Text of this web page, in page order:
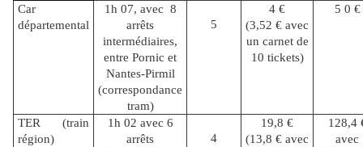
Car
départemental
1h 07, avec 8
arrêts
intermédiaires,
entre Pornic et
Nantes-Pirmil
(correspondance
tram)
5
4 €
(3,52 € avec
un carnet de
10 tickets)
5 0 €
TER (train
région)
1h 02 avec 6
arrêts
4
19,8 €
(13,8 € avec
128,4
avec